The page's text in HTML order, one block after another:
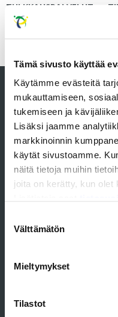
Tämä sivusto käyttää
Käytämme evästeitä
mukauttamiseen,
tukemiseen ja
Lisäksi jaamme
markkinoinnin
käytät sivustoamme.
näitä tietoja muihin
joita on kerätty, kun olet
valinta
Välttämätön
Mieltymykset
Tilastot
TULKKAUSPALVELUT
KIRJAUDU
Y-
Usein